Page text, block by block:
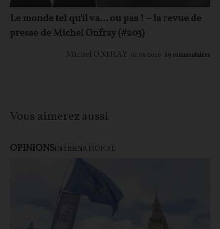
Le monde tel qu'il va… ou pas ! – la revue de
presse de Michel Onfray (#203)
Michel ONFRAY 01/08/2026 69 commentaires
Vous aimerez aussi
OPINIONSINTERNATIONAL